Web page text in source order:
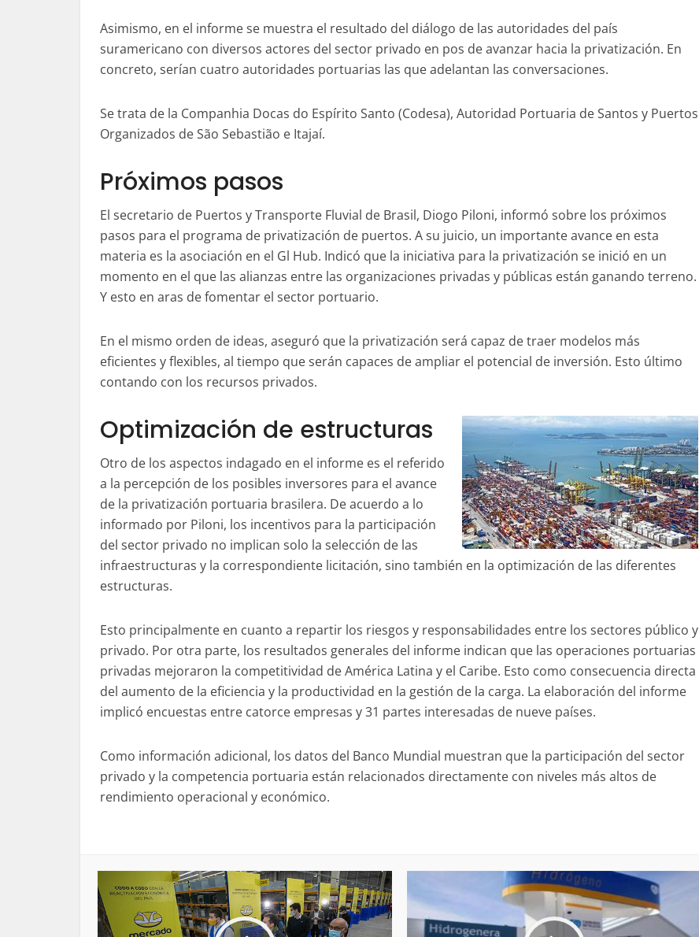
Asimismo, en el informe se muestra el resultado del diálogo de las autoridades del país
suramericano con diversos actores del sector privado en pos de avanzar hacia la privatización. En
concreto, serían cuatro autoridades portuarias las que adelantan las conversaciones.
Se trata de la Companhia Docas do Espírito Santo (Codesa), Autoridad Portuaria de Santos y Puertos
Organizados de São Sebastião e Itajaí.
Próximos pasos
El secretario de Puertos y Transporte Fluvial de Brasil, Diogo Piloni, informó sobre los próximos
pasos para el programa de privatización de puertos. A su juicio, un importante avance en esta
materia es la asociación en el Gl Hub. Indicó que la iniciativa para la privatización se inició en un
momento en el que las alianzas entre las organizaciones privadas y públicas están ganando terreno.
Y esto en aras de fomentar el sector portuario.
En el mismo orden de ideas, aseguró que la privatización será capaz de traer modelos más
eficientes y flexibles, al tiempo que serán capaces de ampliar el potencial de inversión. Esto último
contando con los recursos privados.
Optimización de estructuras
Otro de los aspectos indagado en el informe es el referido
a la percepción de los posibles inversores para el avance
de la privatización portuaria brasilera. De acuerdo a lo
informado por Piloni, los incentivos para la participación
del sector privado no implican solo la selección de las
infraestructuras y la correspondiente licitación, sino también en la optimización de las diferentes
estructuras.
Esto principalmente en cuanto a repartir los riesgos y responsabilidades entre los sectores público y
privado. Por otra parte, los resultados generales del informe indican que las operaciones portuarias
privadas mejoraron la competitividad de América Latina y el Caribe. Esto como consecuencia directa
del aumento de la eficiencia y la productividad en la gestión de la carga. La elaboración del informe
implicó encuestas entre catorce empresas y 31 partes interesadas de nueve países.
Como información adicional, los datos del Banco Mundial muestran que la participación del sector
privado y la competencia portuaria están relacionados directamente con niveles más altos de
rendimiento operacional y económico.